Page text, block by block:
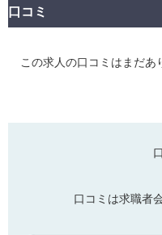
口コミ
この求人の口コミはまだあ
口コミは求職者